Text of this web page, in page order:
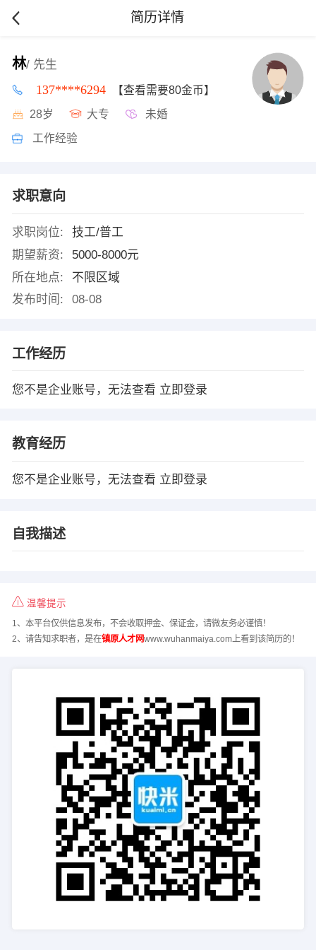
简历详情
林/ 先生
137****6294 【查看需要80金币】
28岁 大专 未婚
工作经验
求职意向
求职岗位:
技工/普工
期望薪资:
5000-8000元
所在地点:
不限区域
发布时间:
08-08
工作经历
您不是企业账号，无法查看 立即登录
教育经历
您不是企业账号，无法查看 立即登录
自我描述
温馨提示
1、本平台仅供信息发布，不会收取押金、保证金，请微友务必谨慎！
2、请告知求职者，是在镇原人才网www.wuhanmaiya.com上看到该简历的！